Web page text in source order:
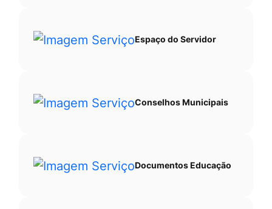
Espaço do Servidor
Conselhos Municipais
Documentos Educação